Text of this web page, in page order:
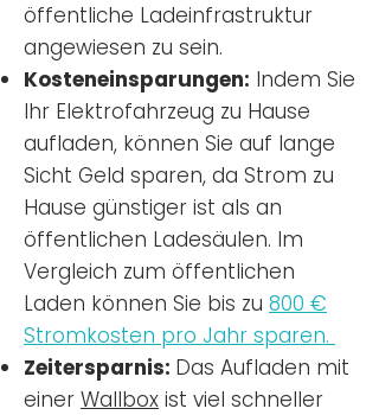
öffentliche Ladeinfrastruktur
angewiesen zu sein.
Kosteneinsparungen: Indem Sie
Ihr Elektrofahrzeug zu Hause
aufladen, können Sie auf lange
Sicht Geld sparen, da Strom zu
Hause günstiger ist als an
öffentlichen Ladesäulen. Im
Vergleich zum öffentlichen
Laden können Sie bis zu 800 €
Stromkosten pro Jahr sparen.
Zeitersparnis: Das Aufladen mit
einer Wallbox ist viel schneller